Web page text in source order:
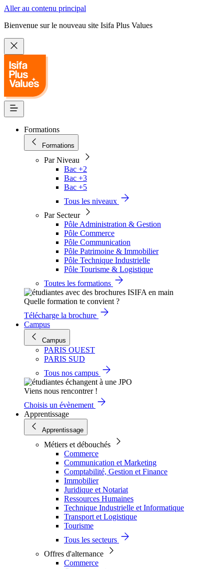
Aller au contenu principal
Bienvenue sur le nouveau site Isifa Plus Values
Formations
Formations
Par Niveau
Bac +2
Bac +3
Bac +5
Tous les niveaux
Par Secteur
Pôle Administration & Gestion
Pôle Commerce
Pôle Communication
Pôle Patrimoine & Immobilier
Pôle Technique Industrielle
Pôle Tourisme & Logistique
Toutes les formations
Quelle formation te convient ?
Télécharge la brochure
Campus
Campus
PARIS OUEST
PARIS SUD
Tous nos campus
Viens nous rencontrer !
Choisis un évènement
Apprentissage
Apprentissage
Métiers et débouchés
Commerce
Communication et Marketing
Comptabilité, Gestion et Finance
Immobilier
Juridique et Notariat
Ressources Humaines
Technique Industrielle et Informatique
Transport et Logistique
Tourisme
Tous les secteurs
Offres d'alternance
Commerce